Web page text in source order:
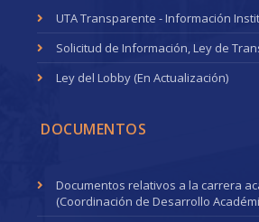
UTA Transparente - Información
Solicitud de Información, Ley de
Ley del Lobby (En Actualización)
DOCUMENTOS
Documentos relativos a la carrera
(Coordinación de Desarrollo